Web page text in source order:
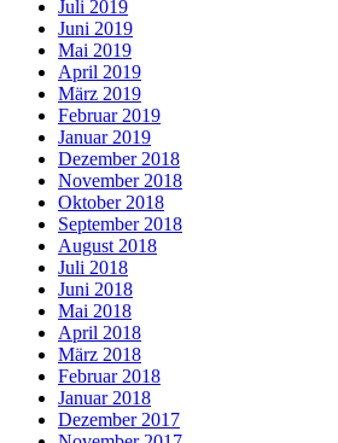
Juli 2019
Juni 2019
Mai 2019
April 2019
März 2019
Februar 2019
Januar 2019
Dezember 2018
November 2018
Oktober 2018
September 2018
August 2018
Juli 2018
Juni 2018
Mai 2018
April 2018
März 2018
Februar 2018
Januar 2018
Dezember 2017